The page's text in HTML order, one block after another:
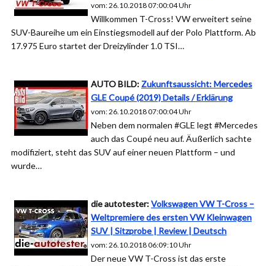
vom: 26.10.2018 07:00:04 Uhr
Willkommen T-Cross! VW erweitert seine
SUV-Baureihe um ein Einstiegsmodell auf der Polo Plattform. Ab
17.975 Euro startet der Dreizylinder 1.0 TSI…
AUTO BILD: Zukunftsaussicht: Mercedes
GLE Coupé (2019) Details / Erklärung
vom: 26.10.2018 07:00:04 Uhr
Neben dem normalen #GLE legt #Mercedes
auch das Coupé neu auf. Äußerlich sachte
modifiziert, steht das SUV auf einer neuen Plattform – und
wurde…
die autotester:Volkswagen VW T-Cross –
Weltpremiere des ersten VW Kleinwagen
SUV | Sitzprobe | Review | Deutsch
vom: 26.10.2018 06:09:10 Uhr
Der neue VW T-Cross ist das erste